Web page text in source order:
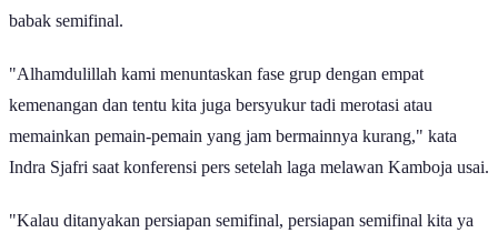
babak semifinal.
"Alhamdulillah kami menuntaskan fase grup dengan empat
kemenangan dan tentu kita juga bersyukur tadi merotasi atau
memainkan pemain-pemain yang jam bermainnya kurang," kata
Indra Sjafri saat konferensi pers setelah laga melawan Kamboja usai.
"Kalau ditanyakan persiapan semifinal, persiapan semifinal kita ya